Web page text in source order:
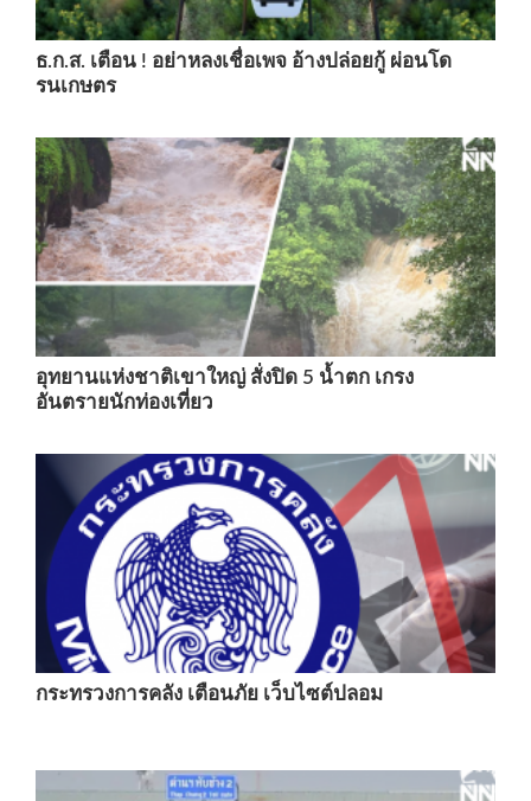
ธ.ก.ส. เตือน ! อย่าหลงเชื่อเพจ อ้างปล่อยกู้ ผ่อนโด
รนเกษตร
อุทยานแห่งชาติเขาใหญ่ สั่งปิด 5 น้ำตก เกรง
อันตรายนักท่องเที่ยว
กระทรวงการคลัง เตือนภัย เว็บไซต์ปลอม